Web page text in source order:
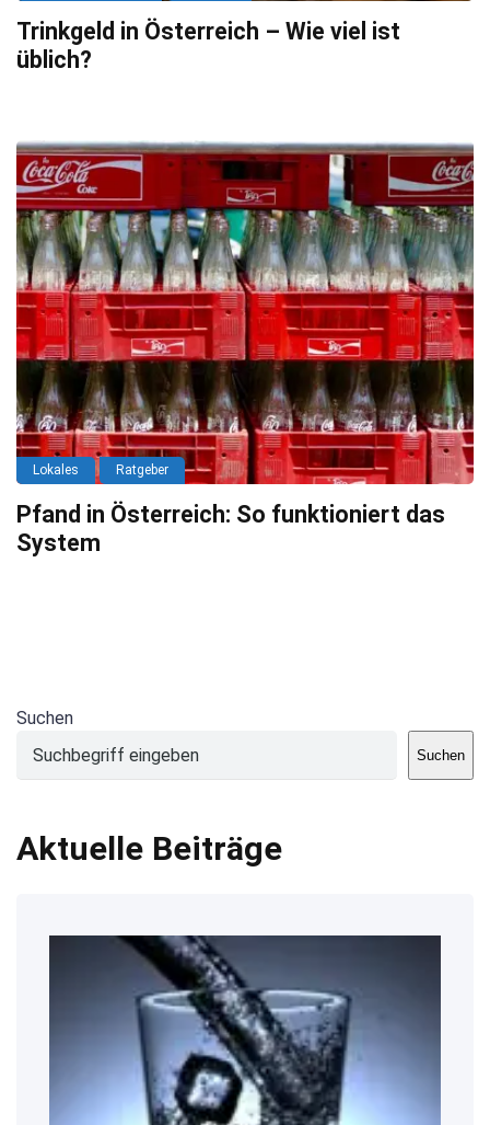
Trinkgeld in Österreich – Wie viel ist
üblich?
Lokales Ratgeber
Pfand in Österreich: So funktioniert das
System
Suchen
Suchen
Aktuelle Beiträge